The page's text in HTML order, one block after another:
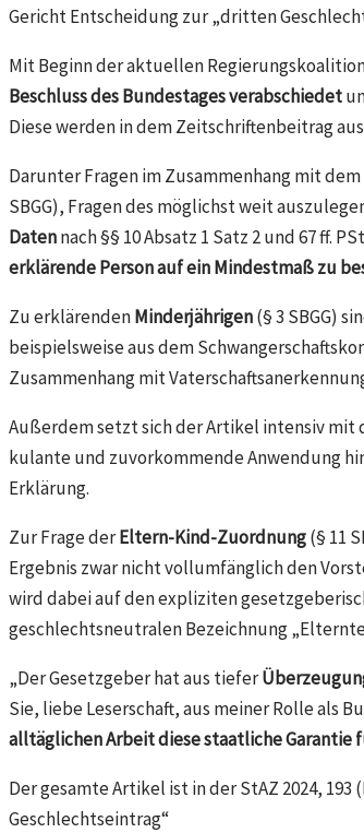
Gericht Entscheidung zur „dritten
Mit Beginn der aktuellen
Beschluss des Bundestages verabschiedet
Diese werden in dem Zeitschriftenbeitrag
Darunter Fragen im Zusammenhang mit
SBGG), Fragen des möglichst weit
Datennach §§ 10 Absatz 1 Satz 2 und 67 ff.
erklärende Person auf ein Mindestmaßzu
Zu erklärendenMinderjährigen(§ 3 SBGG)
beispielsweise aus dem
Zusammenhang mit
Außerdem setzt sich der Artikel intensiv mit
kulante und zuvorkommende Anwendung
Erklärung.
Zur Frage derEltern-Kind-Zuordnung(§ 11
Ergebnis zwar nicht vollumfänglich den
wird dabei auf den expliziten
geschlechtsneutralen Bezeichnung
„Der Gesetzgeber hat aus tiefer
Sie, liebe Leserschaft, aus meiner Rolle als
alltäglichen Arbeit diese staatliche Garantie
Der gesamte Artikel ist in der StAZ 2024,
Geschlechtseintrag“